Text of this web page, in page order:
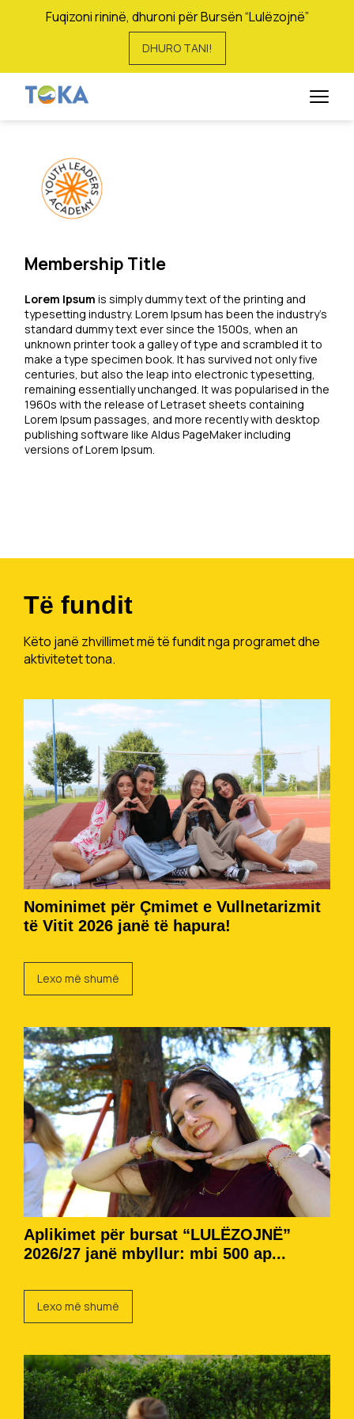
Fuqizoni rininë, dhuroni për Bursën “Lulëzojnë”
DHURO TANI!
Membership
Membership Title
Lorem Ipsum is simply dummy text of the printing and
typesetting industry. Lorem Ipsum has been the industry’s
standard dummy text ever since the 1500s, when an
unknown printer took a galley of type and scrambled it to
make a type specimen book. It has survived not only five
centuries, but also the leap into electronic typesetting,
remaining essentially unchanged. It was popularised in the
1960s with the release of Letraset sheets containing
Lorem Ipsum passages, and more recently with desktop
publishing software like Aldus PageMaker including
versions of Lorem Ipsum.
Të fundit
Këto janë zhvillimet më të fundit nga programet dhe
aktivitetet tona.
Nominimet për Çmimet e Vullnetarizmit
të Vitit 2026 janë të hapura!
Lexo më shumë
Aplikimet për bursat “LULËZOJNË”
2026/27 janë mbyllur: mbi 500 ap...
Lexo më shumë